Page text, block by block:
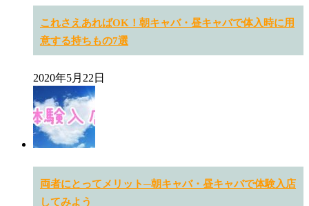
これさえあればOK！朝キャバ・昼キャバで体入時に用
意する持ちもの7選
2020年5月22日
両者にとってメリット─朝キャバ・昼キャバで体験入店
してみよう